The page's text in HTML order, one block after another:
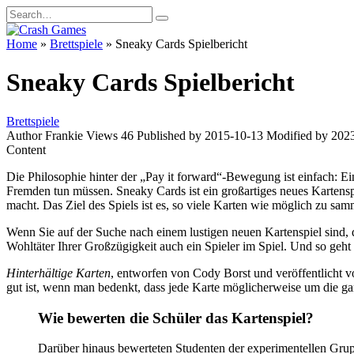
Skip
to
content
Search
for:
Home » Brettspiele » Sneaky Cards Spielbericht
Sneaky Cards Spielbericht
Brettspiele
Author Frankie Views 46 Published by 2015-10-13 Modified by
Content
Die Philosophie hinter der „Pay it forward“-Bewegung ist einfach:
Fremden tun müssen. Sneaky Cards ist ein großartiges neues
macht. Das Ziel des Spiels ist es, so viele Karten wie möglich zu
Wenn Sie auf der Suche nach einem lustigen neuen Kartenspiel
Wohltäter Ihrer Großzügigkeit auch ein Spieler im Spiel. Und so
Hinterhältige Karten, entworfen von Cody Borst und veröffentlicht
gut ist, wenn man bedenkt, dass jede Karte möglicherweise um die
Wie bewerten die Schüler das Kartenspiel?
Darüber hinaus bewerteten Studenten der experimentellen